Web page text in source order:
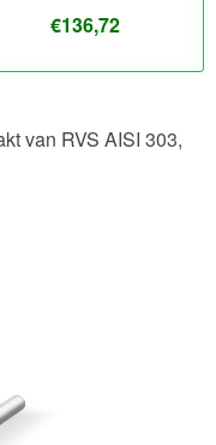
€136,72
van RVS AISI 303,